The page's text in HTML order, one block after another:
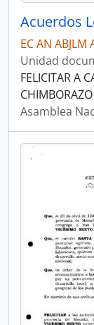
Acuerdos
EC AN ABJLM
Unidad
FELICITAR A
Asamblea